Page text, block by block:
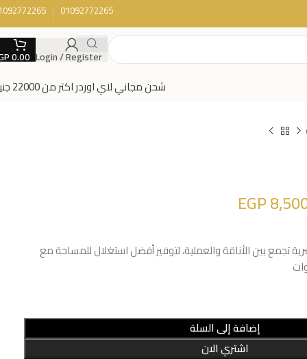
01092772265
Login / Register
0.00
شحن مجاني لاي اوردر اكتر من 22000 جنية
EGP
تجمع بين الأناقة والعملية، لتوفير أفضل استغلال للمساحة مع
إضافة إلى السلة
اشتري الان